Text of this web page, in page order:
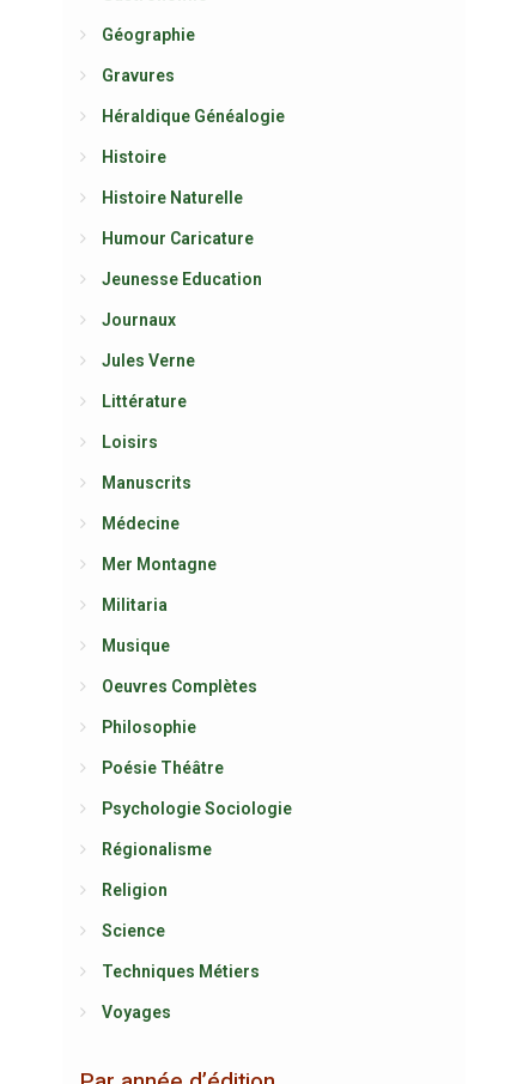
Géographie
Gravures
Héraldique Généalogie
Histoire
Histoire Naturelle
Humour Caricature
Jeunesse Education
Journaux
Jules Verne
Littérature
Loisirs
Manuscrits
Médecine
Mer Montagne
Militaria
Musique
Oeuvres Complètes
Philosophie
Poésie Théâtre
Psychologie Sociologie
Régionalisme
Religion
Science
Techniques Métiers
Voyages